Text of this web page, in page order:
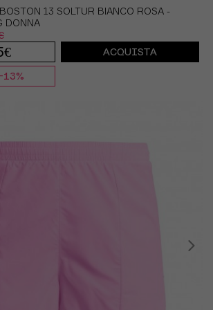
13 SOLTUR BIANCO ROSA -
DONNA
UK 6,5
ACQUISTA
13%